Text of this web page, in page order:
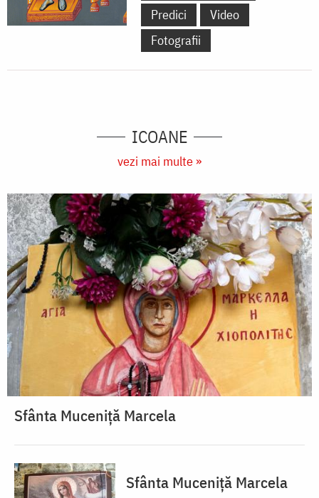
Predici
Video
Fotografii
ICOANE
vezi mai multe »
Sfânta Muceniță Marcela
Sfânta Muceniță Marcela